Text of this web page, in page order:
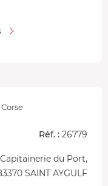
Réf. : 26779
du Port,
SAINT AYGULF